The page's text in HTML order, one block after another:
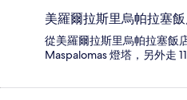
美羅爾拉斯里烏帕拉塞
從美羅爾拉斯里烏帕拉塞飯
Maspalomas 燈塔，另外走